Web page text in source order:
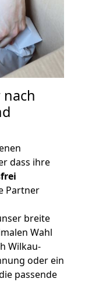
nach
dass ihre
Partner
breite
Wahl
Wilkau-
oder ein
passende